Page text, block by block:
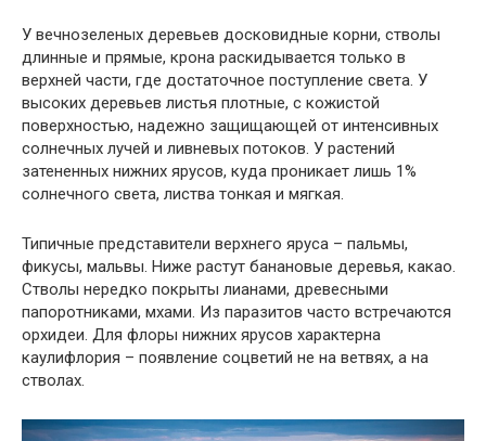
У вечнозеленых деревьев досковидные корни, стволы
длинные и прямые, крона раскидывается только в
верхней части, где достаточное поступление света. У
высоких деревьев листья плотные, с кожистой
поверхностью, надежно защищающей от интенсивных
солнечных лучей и ливневых потоков. У растений
затененных нижних ярусов, куда проникает лишь 1%
солнечного света, листва тонкая и мягкая.
Типичные представители верхнего яруса – пальмы,
фикусы, мальвы. Ниже растут банановые деревья, какао.
Стволы нередко покрыты лианами, древесными
папоротниками, мхами. Из паразитов часто встречаются
орхидеи. Для флоры нижних ярусов характерна
каулифлория – появление соцветий не на ветвях, а на
стволах.